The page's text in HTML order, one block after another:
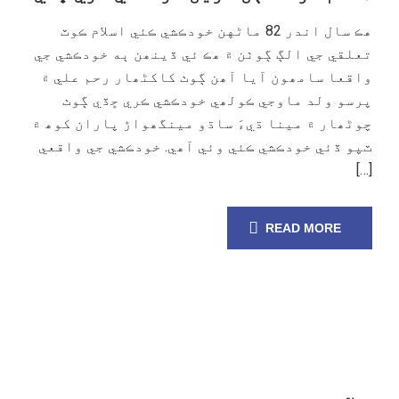
هڪ سال اندر 82 ماڻهن خودڪشي ڪئي اسلام ڪوٽ
تعلقي جي الڳ ڳوٺن ۾ ھڪ ئي ڏينھن ٻه خودڪشي جي
واقعا سامھون آيا آھن ڳوٺ کاکڻھار رحم علي ۾
پرسو ولد ماوجي ڪولھي خودڪشي ڪري ڇڏي ڳوٺ
چوڻھار ۾ مينا ڌيءَ ساڌو مينگھواڙ پاران کوھ ۾
ٽپو ڏئي خودڪشي ڪئي وئي آھي. خودڪشي جي واقعي
[…]
READ MORE